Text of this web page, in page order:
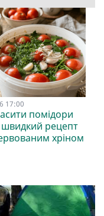
17:00
помідори
рецепт
хріном